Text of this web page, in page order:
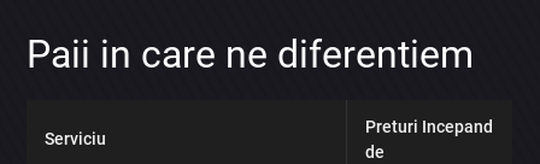
Paii in care ne diferentiem
Serviciu
Preturi Incepand
de